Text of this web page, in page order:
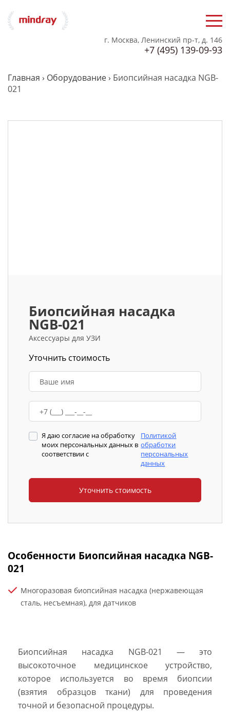
г. Москва, Ленинский пр-т, д. 146
+7 (495) 139-09-93
Главная › Оборудование › Биопсийная насадка NGB-
021
Биопсийная насадка
NGB-021
Аксессуары для УЗИ
Уточнить стоимость
Я даю согласие на обработку
моих персональных данных в
соответствии с
Политикой
обработки
персональных
данных
Особенности Биопсийная насадка NGB-
021
Многоразовая биопсийная насадка (нержавеющая
сталь, несъемная), для датчиков
Биопсийная насадка NGB-021 — это
высокоточное медицинское устройство,
которое используется во время биопсии
(взятия образцов ткани) для проведения
точной и безопасной процедуры.